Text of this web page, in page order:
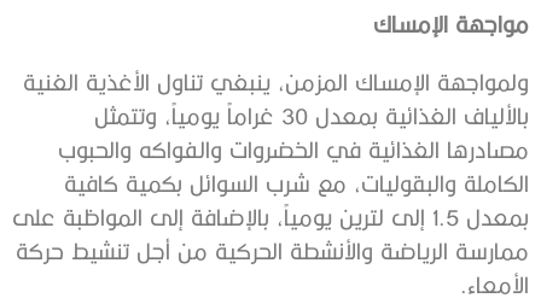
مواجهة الإمساك
ولمواجهة الإمساك المزمن، ينبغي تناول الأغذية الغنية
بالألياف الغذائية ‫بمعدل 30 غراماً يومياً، وتتمثل
مصادرها الغذائية في الخضروات والفواكه ‫والحبوب
الكاملة والبقوليات، مع شرب السوائل بكمية كافية
بمعدل 1.5 إلى ‫لترين يومياً، بالإضافة إلى المواظبة على
ممارسة الرياضة والأنشطة ‫الحركية من أجل تنشيط حركة
الأمعاء.